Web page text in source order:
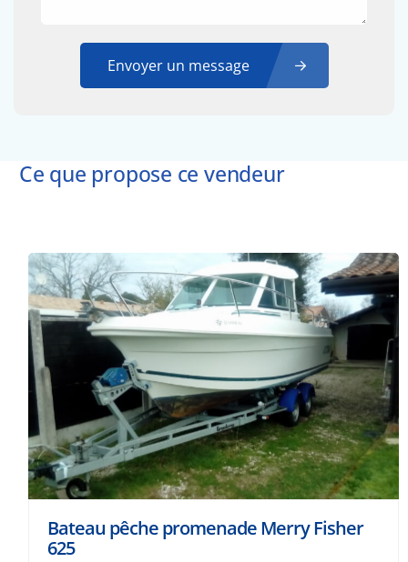
Envoyer un message
Ce que propose ce vendeur
Bateau pêche promenade Merry Fisher
625